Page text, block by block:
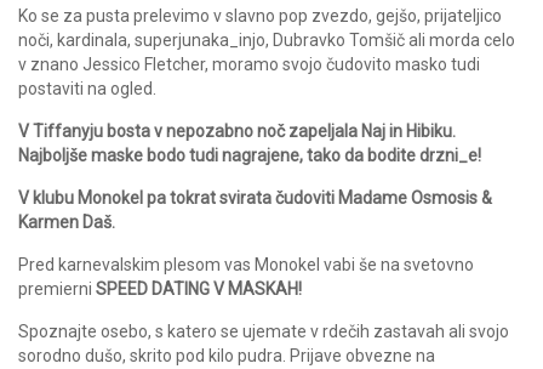
Ko se za pusta prelevimo v slavno pop zvezdo, gejšo, prijateljico
noči, kardinala, superjunaka_injo, Dubravko Tomšič ali morda celo
v znano Jessico Fletcher, moramo svojo čudovito masko tudi
postaviti na ogled.
V Tiffanyju bosta v nepozabno noč zapeljala Naj in Hibiku.
Najboljše maske bodo tudi nagrajene, tako da bodite drzni_e!
V klubu Monokel pa tokrat svirata čudoviti Madame Osmosis &
Karmen Daš.
Pred karnevalskim plesom vas Monokel vabi še na svetovno
premierni SPEED DATING V MASKAH!
Spoznajte osebo, s katero se ujemate v rdečih zastavah ali svojo
sorodno dušo, skrito pod kilo pudra. Prijave obvezne na